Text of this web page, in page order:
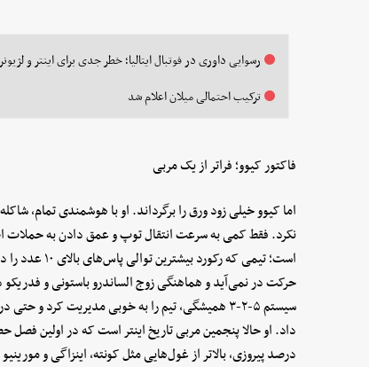
رسوایی داوری در فوتبال ایتالیا؛ خطر جدی برای اینتر و
ترکیب احتمالی میلان اعلام شد
فاکتور کیوو؛ فراتر از یک مربی
اما کیوو خیلی زود ورق را برگرداند. او با هوشمندی تمام،
نکرد. فقط کمی به سرعت انتقال توپ و عمق دادن به حملات
است؛ تیمی که
حرکت در نمی‌آید و هماهنگی زوج الساندرو باستونی و
سیستم ۵-۲-۳ همیشگی، تیم را به خوبی مدیریت
درصد پیروزی، بالاتر از غول‌هایی مثل کونته، اینزاگی و